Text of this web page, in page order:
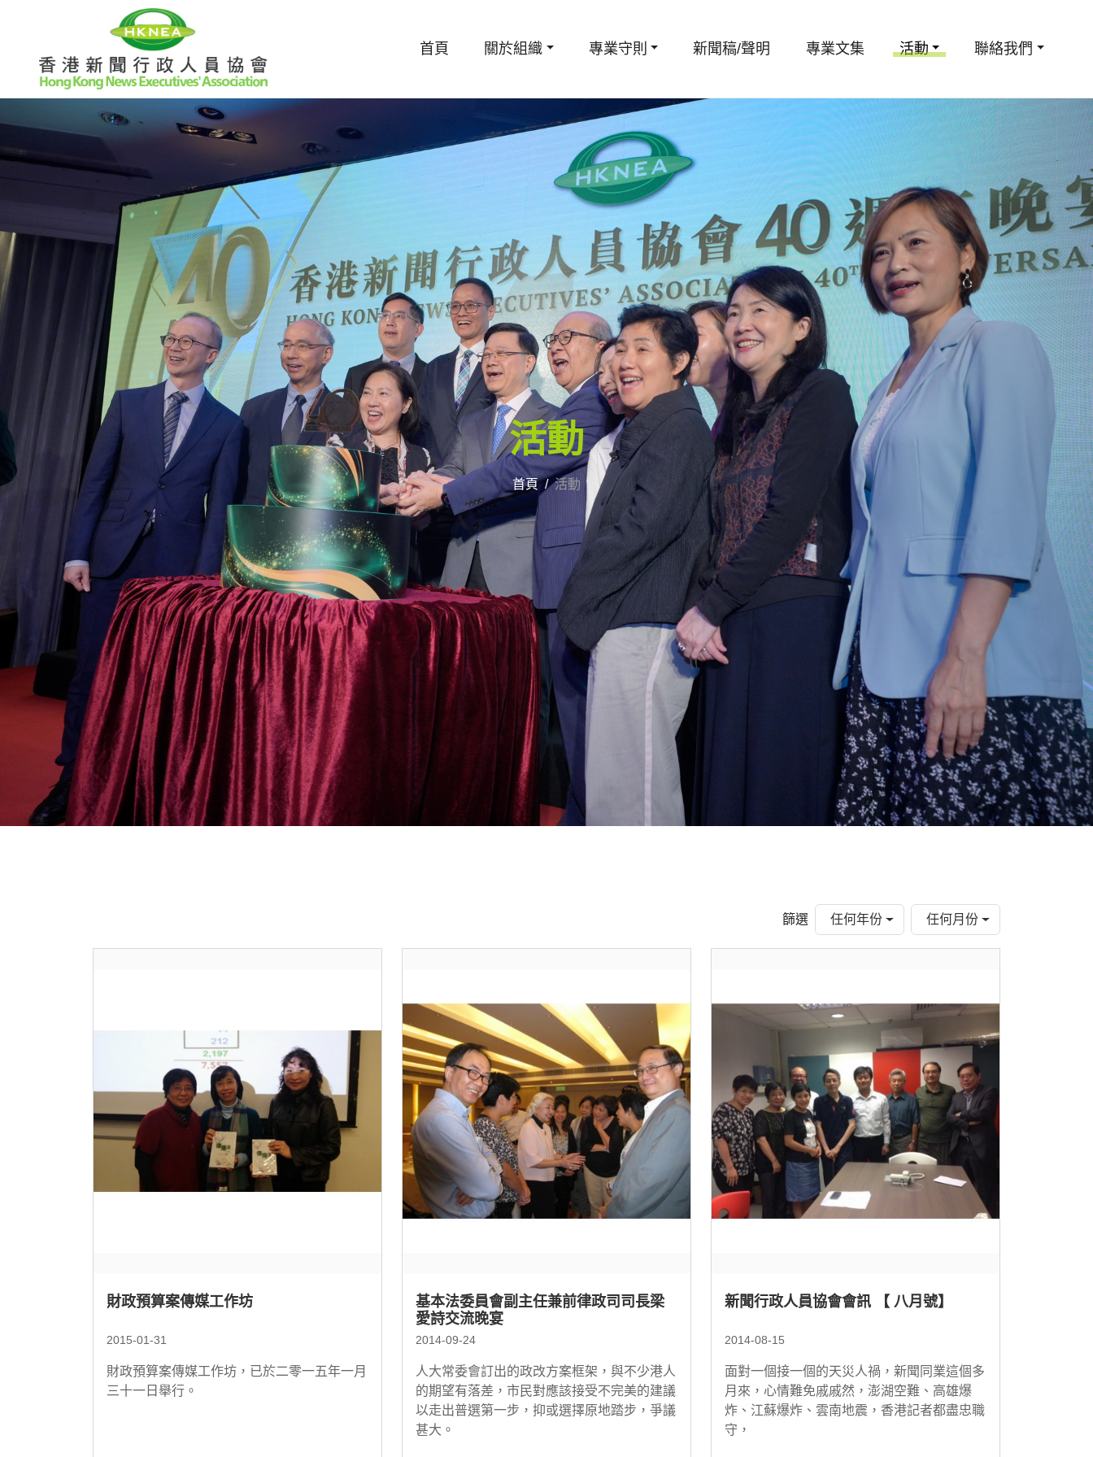
首頁 關於組織 專業守則 新聞稿/聲明 專業文集 活動 聯絡我們
活動
首頁 活動
篩選 任何年份 任何月份
財政預算案傳媒工作坊
2015-01-31
財政預算案傳媒工作坊，已於二零一五年一月
三十一日舉行。
基本法委員會副主任兼前律政司司長梁
愛詩交流晚宴
2014-09-24
人大常委會訂出的政改方案框架，與不少港人
的期望有落差，市民對應該接受不完美的建議
以走出普選第一步，抑或選擇原地踏步，爭議
甚大。
新聞行政人員協會會訊 【 八月號】
2014-08-15
面對一個接一個的天災人禍，新聞同業這個多
月來，心情難免戚戚然，澎湖空難、高雄爆
炸、江蘇爆炸、雲南地震，香港記者都盡忠職
守，